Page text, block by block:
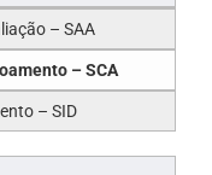
– SAA
– SCA
– SID